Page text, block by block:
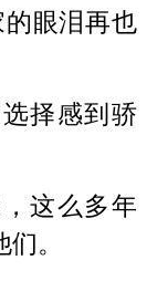
眼泪再也
择感到骄
这么多年
。